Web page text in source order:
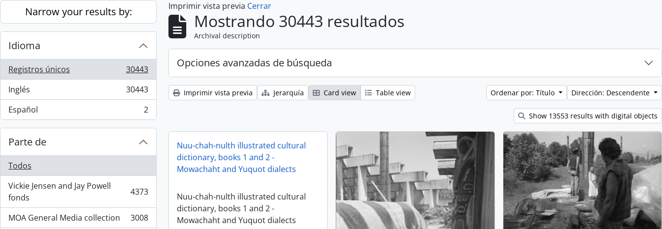
Skip to main content
Narrow your results by:
Idioma
Registros únicos
, 30443 resultados
30443
Inglés
, 30443 resultados
30443
Español
, 2 resultados 2
Parte de
Todos
Vickie Jensen and Jay Powell
fonds
, 4373 resultados 4373
MOA General Media collection
, 3008 resultados
3008
Imprimir vista previa Cerrar
Mostrando 30443 resultados
Archival description
Opciones avanzadas de búsqueda
Imprimir vista previa Jerarquía Card view Table view Ordenar por: Título Dirección: Descendente
Show 13553 results with digital objects
Nuu-chah-nulth illustrated cultural
dictionary, books 1 and 2 -
Mowachaht and Yuquot dialects
Nuu-chah-nulth illustrated cultural
dictionary, books 1 and 2 -
Mowachaht and Yuquot dialects